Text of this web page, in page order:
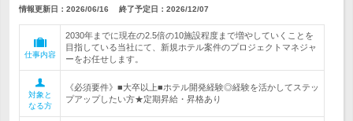
情報更新日：2026/06/16 終了予定日： 2026/12/07
仕事内容
2030年までに現在の2.5倍の10施設程度まで増やしていくことを
目指している当社にて、新規ホテル案件のプロジェクトマネジャ
ーをお任せします。
対象と
なる方
《必須要件》■大卒以上■ホテル開発経験◎経験を活かしてステッ
プアップしたい方★定期昇給・昇格あり